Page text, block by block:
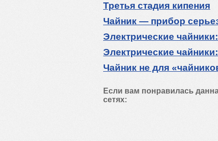
Третья стадия кипения
Чайник — прибор
Электрические
Электрические
Чайник не для
Если вам понравилась
сетях: